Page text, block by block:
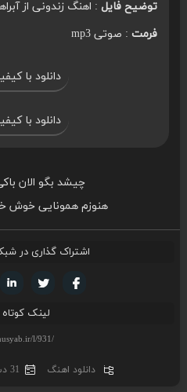
توضیح فایل: اهنگ زندونی از
فرمت: صوتی mp3
دانلود با
دانلود با
چیشد بگو الان
هنوزم همونایی خوش
اشتراک گذاری در
لینک
دانلود اهنگ 31 دسامبر 2022